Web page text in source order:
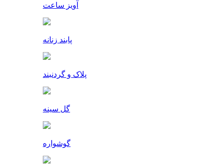
آویز ساعت
پابند زنانه
پلاک و گردنبند
گل سینه
گوشواره